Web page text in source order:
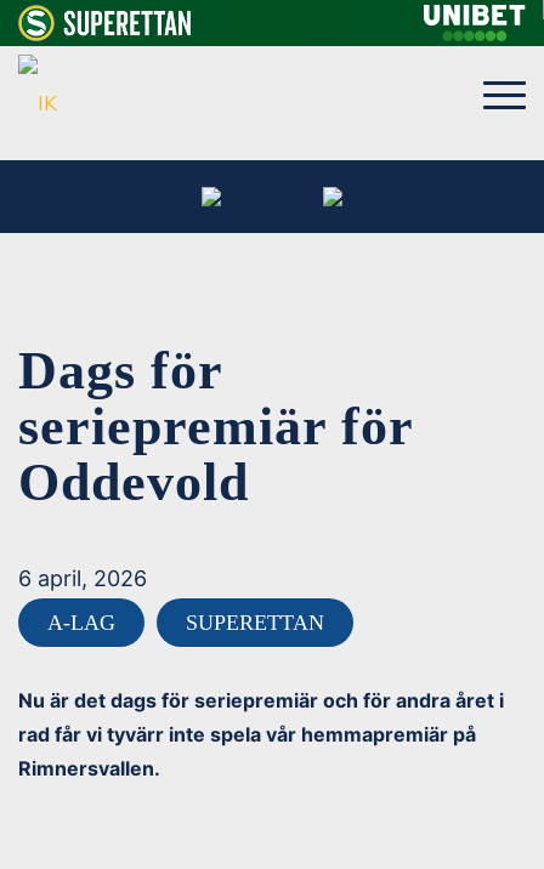
Dags för
seriepremiär för
Oddevold
6 april, 2026
A-LAG SUPERETTAN
Nu är det dags för seriepremiär och för andra året i
rad får vi tyvärr inte spela vår hemmapremiär på
Rimnersvallen.